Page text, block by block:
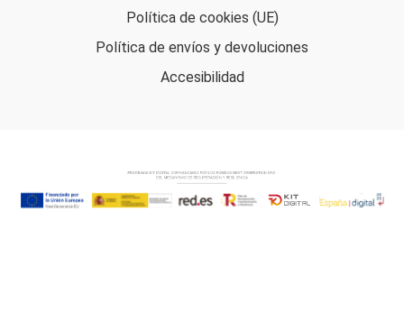
Política de cookies (UE)
Política de envíos y devoluciones
Accesibilidad